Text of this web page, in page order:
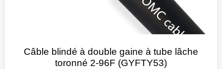
Câble blindé à double gaine à tube lâche
toronné 2-96F (GYFTY53)